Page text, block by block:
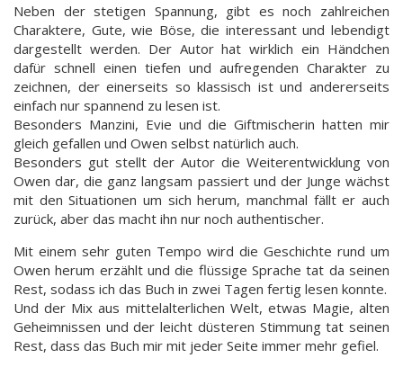
Neben der stetigen Spannung, gibt es noch zahlreichen
Charaktere, Gute, wie Böse, die interessant und lebendigt
dargestellt werden. Der Autor hat wirklich ein Händchen
dafür schnell einen tiefen und aufregenden Charakter zu
zeichnen, der einerseits so klassisch ist und andererseits
einfach nur spannend zu lesen ist.
Besonders Manzini, Evie und die Giftmischerin hatten mir
gleich gefallen und Owen selbst natürlich auch.
Besonders gut stellt der Autor die Weiterentwicklung von
Owen dar, die ganz langsam passiert und der Junge wächst
mit den Situationen um sich herum, manchmal fällt er auch
zurück, aber das macht ihn nur noch authentischer.
Mit einem sehr guten Tempo wird die Geschichte rund um
Owen herum erzählt und die flüssige Sprache tat da seinen
Rest, sodass ich das Buch in zwei Tagen fertig lesen konnte.
Und der Mix aus mittelalterlichen Welt, etwas Magie, alten
Geheimnissen und der leicht düsteren Stimmung tat seinen
Rest, dass das Buch mir mit jeder Seite immer mehr gefiel.